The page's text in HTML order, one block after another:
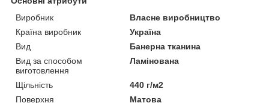
Виробник
Власне виробництво
Країна виробник
Україна
Вид
Банерна тканина
Вид за способом
виготовлення
Ламінована
Щільність
440 г/м2
Поверхня
Матова